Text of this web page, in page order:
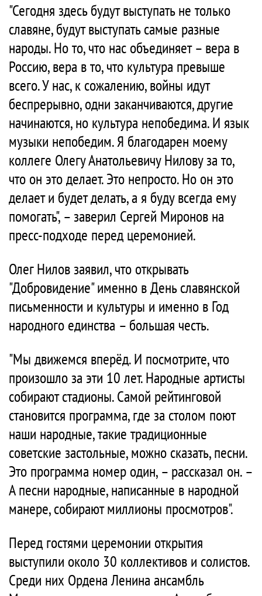
"Сегодня здесь будут выступать не только
славяне, будут выступать самые разные
народы. Но то, что нас объединяет – вера в
Россию, вера в то, что культура превыше
всего. У нас, к сожалению, войны идут
беспрерывно, одни заканчиваются, другие
начинаются, но культура непобедима. И язык
музыки непобедим. Я благодарен моему
коллеге Олегу Анатольевичу Нилову за то,
что он это делает. Это непросто. Но он это
делает и будет делать, а я буду всегда ему
помогать", – заверил Сергей Миронов на
пресс-подходе перед церемонией.
Олег Нилов заявил, что открывать
"Добровидение" именно в День славянской
письменности и культуры и именно в Год
народного единства – большая честь.
"Мы движемся вперёд. И посмотрите, что
произошло за эти 10 лет. Народные артисты
собирают стадионы. Самой рейтинговой
становится программа, где за столом поют
наши народные, такие традиционные
советские застольные, можно сказать, песни.
Это программа номер один, – рассказал он. –
А песни народные, написанные в народной
манере, собирают миллионы просмотров".
Перед гостями церемонии открытия
выступили около 30 коллективов и солистов.
Среди них Ордена Ленина ансамбль